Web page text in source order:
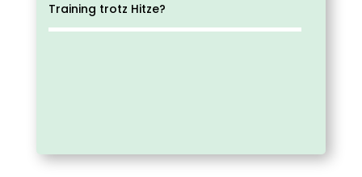
Training trotz Hitze?